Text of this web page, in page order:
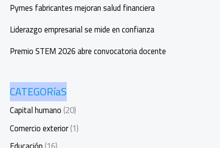
Pymes fabricantes mejoran salud financiera
Liderazgo empresarial se mide en confianza
Premio STEM 2026 abre convocatoria docente
CATEGORíaS
Capital humano(20)
Comercio exterior(1)